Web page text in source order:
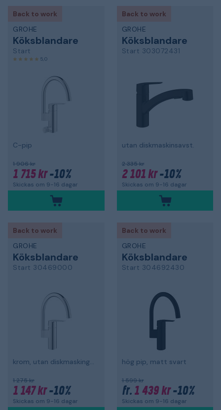
Back to work
GROHE
Köksblandare
Start
5,0
C-pip
1 906 kr
1 715 kr-10%
Skickas om 9-16 dagar
Back to work
GROHE
Köksblandare
Start 303072431
utan diskmaskinsavst.
2 335 kr
2 101 kr-10%
Skickas om 9-16 dagar
Back to work
GROHE
Köksblandare
Start 30469000
krom, utan diskmaskingsavstängning
1 275 kr
1 147 kr-10%
Skickas om 9-16 dagar
Back to work
GROHE
Köksblandare
Start 304692430
hög pip, matt svart
1 599 kr
fr. 1 439 kr-10%
Skickas om 9-16 dagar